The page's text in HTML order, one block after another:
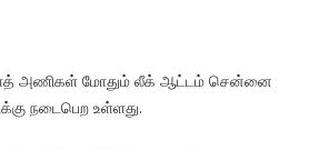
அணிகள் மோதும் லீக் ஆட்டம் சென்னை
நடைபெற உள்ளது.